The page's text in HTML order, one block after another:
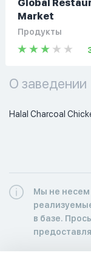
Global
Market
Продукты
О заведении
Halal Charcoal
Мы не несем
в базе.